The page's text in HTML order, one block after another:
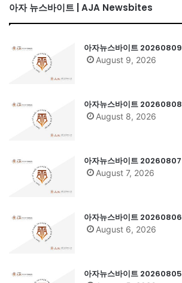
아자 뉴스바이트 | AJA Newsbites
아자뉴스바이트 20260809
August 9, 2026
아자뉴스바이트 20260808
August 8, 2026
아자뉴스바이트 20260807
August 7, 2026
아자뉴스바이트 20260806
August 6, 2026
아자뉴스바이트 20260805